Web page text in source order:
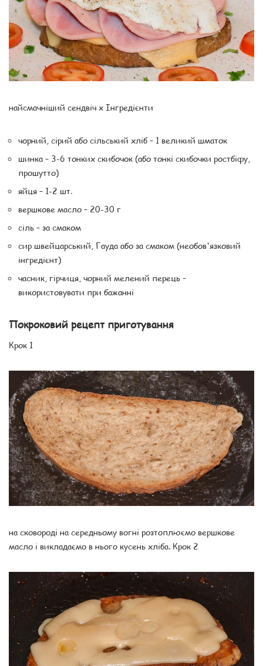
найсмачніший сендвіч x Інгредієнти
чорний, сірий або сільський хліб – 1 великий шматок
шинка – 3-6 тонких скибочок (або тонкі скибочки ростбіфу,
прошутто)
яйця – 1-2 шт.
вершкове масло – 20-30 г
сіль – за смаком
сир швейцарський, Гауда або за смаком (необов'язковий
інгредієнт)
часник, гірчиця, чорний мелений перець –
використовувати при бажанні
Покроковий рецепт приготування
Крок 1
на сковороді на середньому вогні розтоплюємо вершкове
масло і викладаємо в нього кусень хліба. Крок 2